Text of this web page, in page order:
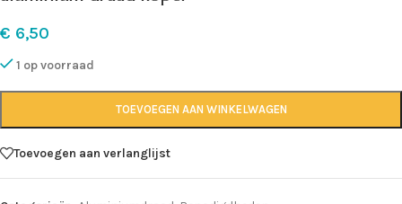
€ 6,50
1 op voorraad
TOEVOEGEN AAN WINKELWAGEN
Toevoegen aan verlanglijst